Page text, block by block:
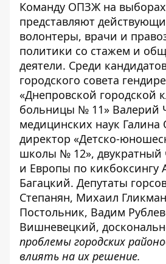
Команду ОПЗЖ на выборах
представляют
волонтеры, врачи и
политики со стажем и
деятели. Среди
городского совета
«Днепровской городской
больницы № 11» Валерий
медицинских наук
директор «Детско-
школы № 12»,
и Европы по кикбоксингу
Багацкий. Депутаты
Степанян, Михаил
Постольник, Вадим
Вишневецкий,
проблемы городских
влиять на их решение.